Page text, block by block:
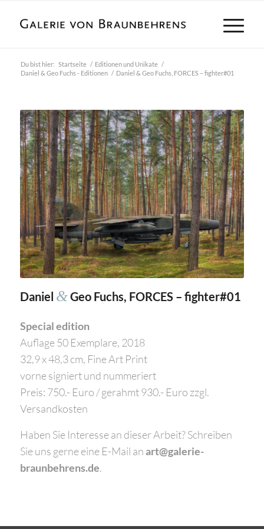
Du bist hier: Startseite / Editionen und Unikate /
Daniel & Geo Fuchs - Editionen / Daniel & Geo Fuchs, FORCES – fighter#01
Daniel &Geo Fuchs, FORCES – fighter#01
Special edition
Auflage 50 Exemplare, 2018
32,9 x 48,3 cm, Fine Art Print
vorne signiert und nummeriert
Preis: 750.- Euro / gerahmt 930.- Euro zzgl.
Versandkosten
Haben Sie Interesse an dieser Arbeit? Schreiben
Sie uns gerne eine E-Mail anart@galerie-
braunbehrens.de.